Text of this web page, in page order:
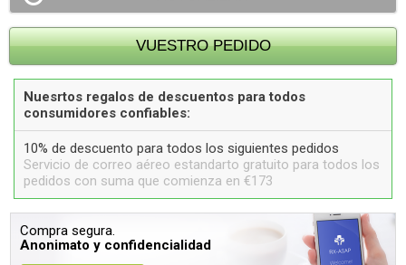
Nuesrtos regalos de descuentos para todos
consumidores confiables:
10% de descuento para todos los siguientes pedidos
Servicio de correo aéreo estandarto gratuito para todos los
pedidos con suma que comienza en €173
Compra segura.
Anonimato y confidencialidad